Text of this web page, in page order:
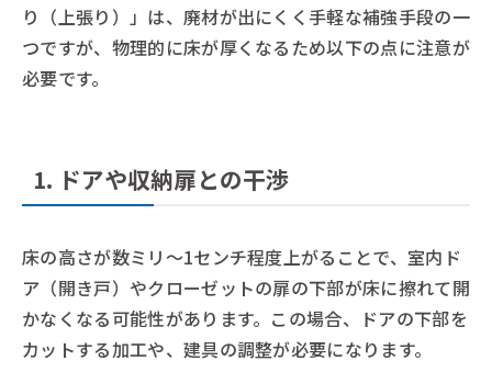
り（上張り）」は、廃材が出にくく手軽な補強手段の一
つですが、物理的に床が厚くなるため以下の点に注意が
必要です。
1. ドアや収納扉との干渉
床の高さが数ミリ〜1センチ程度上がることで、室内ド
ア（開き戸）やクローゼットの扉の下部が床に擦れて開
かなくなる可能性があります。この場合、ドアの下部を
カットする加工や、建具の調整が必要になります。